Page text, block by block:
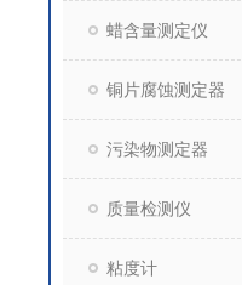
蜡含量测定仪
铜片腐蚀测定器
污染物测定器
质量检测仪
粘度计